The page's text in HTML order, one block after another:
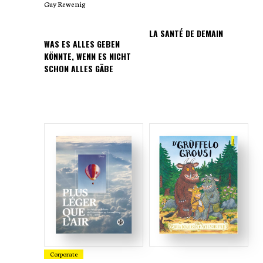
Guy Rewenig
WAS ES ALLES GEBEN
KÖNNTE, WENN ES NICHT
SCHON ALLES GÄBE
LA SANTÉ DE DEMAIN
Corporate